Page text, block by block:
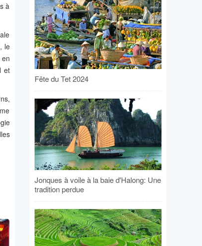
à
le
et
Fête du Tet 2024
Jonques à voile à la baie d'Halong: Une
tradition perdue